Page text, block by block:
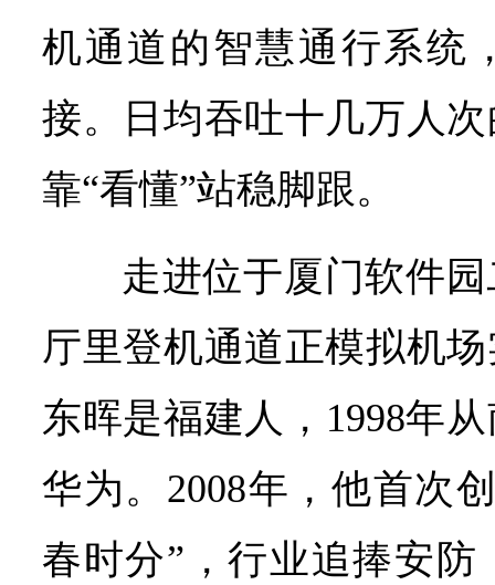
机通道的智慧通行系统
接。日均吞吐十几万人
靠“看懂”站稳脚跟。
走进位于厦门软件
厅里登机通道正模拟机
东晖是福建人，1998年
华为。2008年，他首次
春时分”，行业追捧安